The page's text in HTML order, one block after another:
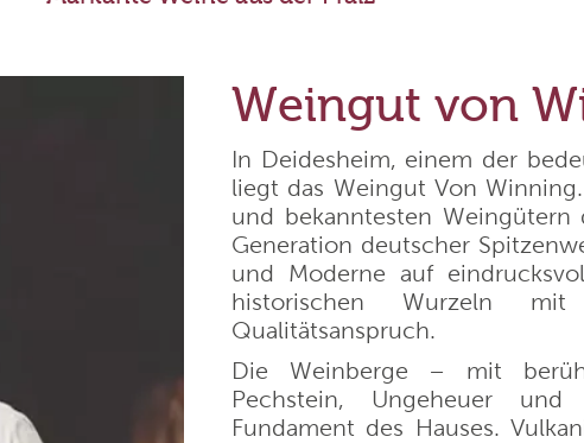
Vallepicciola
Niepoort Vinhos
Weingut Korrell
Bodega Santa Julia
Bodegas Borsao
Weingut von
In Deidesheim, einem der
liegt das Weingut Von
und bekanntesten
Generation deutscher
und Moderne auf
historischen Wurzeln
Qualitätsanspruch.
Die Weinberge – mit
Pechstein, Ungeheuer
Fundament des Hauses.